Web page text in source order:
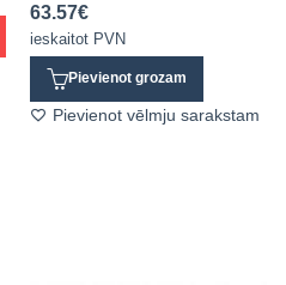
63.57€
ieskaitot PVN
Pievienot grozam
Pievienot vēlmju sarakstam